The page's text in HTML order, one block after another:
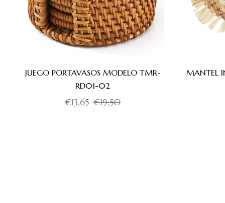
JUEGO PORTAVASOS MODELO TMR-
RD01-02
Precio
€13,65 €19,50Precio
MANTEL